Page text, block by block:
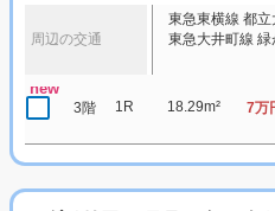
周辺の交通
東急東横線 都
東急大井町線
new
3階 1R 18.29m² 7万